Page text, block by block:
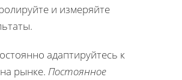
и измеряйте
адаптируйтесь к
рынке. Постоянное